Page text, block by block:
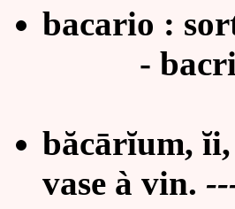
bacario :
-
băcārĭum,
vase à vin.